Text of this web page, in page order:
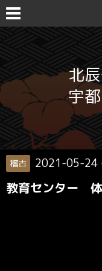
北
宇
稽古 2021-05-24
教育センター